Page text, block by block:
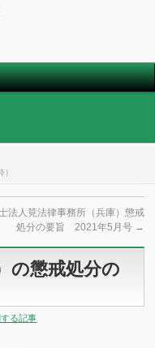
法人筧法律事務所（兵庫）懲戒
処分の要旨 2021年5月号 →
の懲戒処分の
る記事